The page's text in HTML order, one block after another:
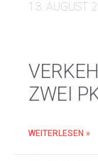
13. AUGUST
ZWEI
WEITERLESEN »